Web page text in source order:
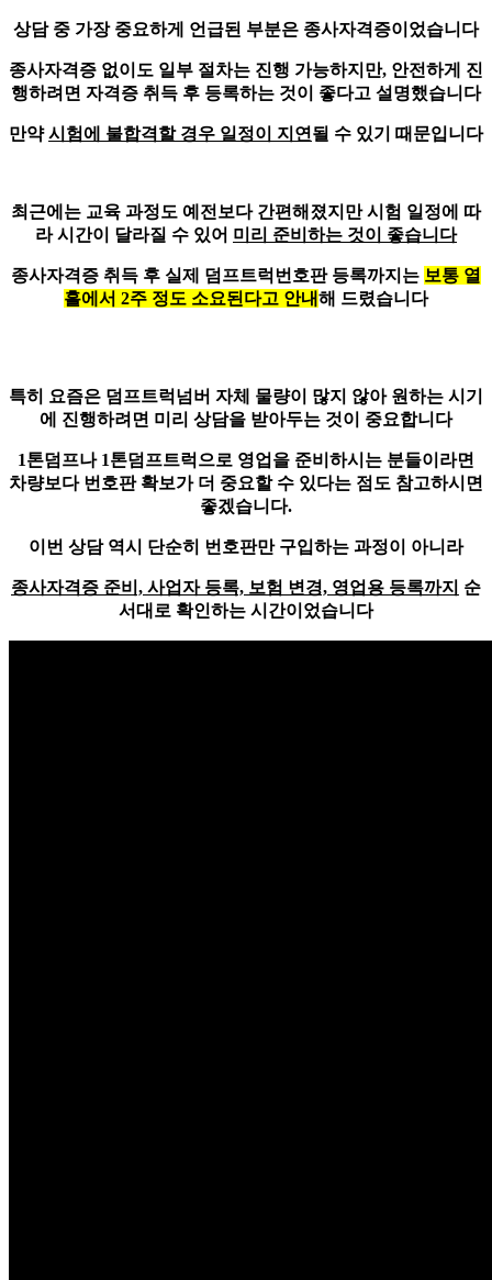
상담 중 가장 중요하게 언급된 부분은 종사자격증이었습니다
종사자격증 없이도 일부 절차는 진행 가능하지만, 안전하게 진
행하려면 자격증 취득 후 등록하는 것이 좋다고 설명했습니다
만약시험에 불합격할 경우 일정이 지연 될 수 있기 때문입니다
최근에는 교육 과정도 예전보다 간편해졌지만 시험 일정에 따
라 시간이 달라질 수 있어 미리 준비하는 것이 좋습니다
종사자격증 취득 후 실제 덤프트럭번호판 등록까지는 보통 열
흘에서 2주 정도 소요된다고 안내해 드렸습니다
특히 요즘은 덤프트럭넘버 자체 물량이 많지 않아 원하는 시기
에 진행하려면 미리 상담을 받아두는 것이 중요합니다
1톤덤프나 1톤덤프트럭으로 영업을 준비하시는 분들이라면
차량보다 번호판 확보가 더 중요할 수 있다는 점 도 참고하시면
좋겠습니다.
이번 상담 역시 단순히 번호판만 구입하는 과정이 아니라
종사자격증 준비, 사업자 등록, 보험 변경, 영업용 등록까지 순
서대로 확인하는 시간이었습니다